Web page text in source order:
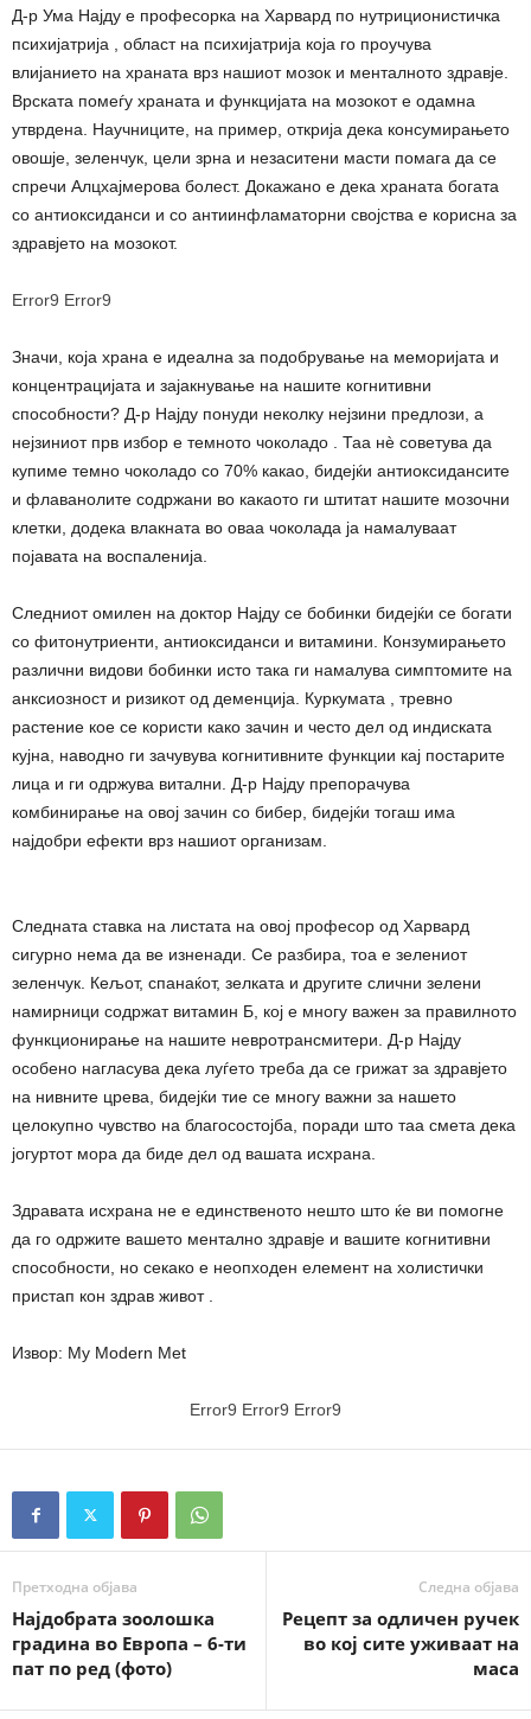
Д-р Ума Најду е професорка на Харвард по нутриционистичка
психијатрија , област на психијатрија која го проучува
влијанието на храната врз нашиот мозок и менталното здравје.
Врската помеѓу храната и функцијата на мозокот е одамна
утврдена. Научниците, на пример, открија дека консумирањето
овошје, зеленчук, цели зрна и незаситени масти помага да се
спречи Алцхајмерова болест. Докажано е дека храната богата
со антиоксиданси и со антиинфламаторни својства е корисна за
здравјето на мозокот.
Error9 Error9
Значи, која храна е идеална за подобрување на меморијата и
концентрацијата и зајакнување на нашите когнитивни
способности? Д-р Најду понуди неколку нејзини предлози, а
нејзиниот прв избор е темното чоколадо . Таа нè советува да
купиме темно чоколадо со 70% какао, бидејќи антиоксидансите
и флаванолите содржани во какаото ги штитат нашите мозочни
клетки, додека влакната во оваа чоколада ја намалуваат
појавата на воспаленија.
Следниот омилен на доктор Најду се бобинки бидејќи се богати
со фитонутриенти, антиоксиданси и витамини. Конзумирањето
различни видови бобинки исто така ги намалува симптомите на
анксиозност и ризикот од деменција. Куркумата , тревно
растение кое се користи како зачин и често дел од индиската
кујна, наводно ги зачувува когнитивните функции кај постарите
лица и ги одржува витални. Д-р Најду препорачува
комбинирање на овој зачин со бибер, бидејќи тогаш има
најдобри ефекти врз нашиот организам.
Следната ставка на листата на овој професор од Харвард
сигурно нема да ве изненади. Се разбира, тоа е зелениот
зеленчук. Кељот, спанаќот, зелката и другите слични зелени
намирници содржат витамин Б, кој е многу важен за правилното
функционирање на нашите невротрансмитери. Д-р Најду
особено нагласува дека луѓето треба да се грижат за здравјето
на нивните црева, бидејќи тие се многу важни за нашето
целокупно чувство на благосостојба, поради што таа смета дека
јогуртот мора да биде дел од вашата исхрана.
Здравата исхрана не е единственото нешто што ќе ви помогне
да го одржите вашето ментално здравје и вашите когнитивни
способности, но секако е неопходен елемент на холистички
пристап кон здрав живот .
Извор: My Modern Met
Error9 Error9 Error9
Претходна објава
Најдобрата зоолошка
градина во Европа – 6-ти
пат по ред (фото)
Следна објава
Рецепт за одличен ручек
во кој сите уживаат на
маса